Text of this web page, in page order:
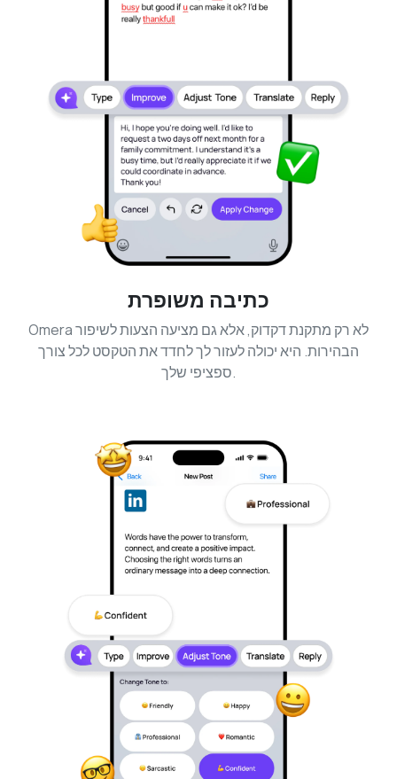
כתיבה משופרת
Omera לא רק מתקנת דקדוק, אלא גם מציעה הצעות לשיפור
הבהירות. היא יכולה לעזור לך לחדד את הטקסט לכל צורך
ספציפי שלך.